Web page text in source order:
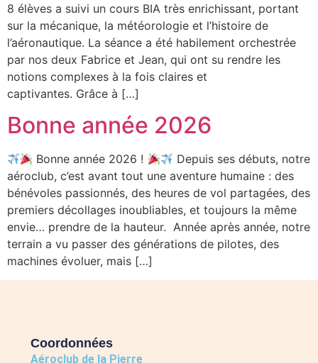
8 élèves a suivi un cours BIA très enrichissant, portant
sur la mécanique, la météorologie et l’histoire de
l’aéronautique. La séance a été habilement orchestrée
par nos deux Fabrice et Jean, qui ont su rendre les
notions complexes à la fois claires et
captivantes. Grâce à […]
Bonne année 2026
Bonne année 2026 !
Depuis ses débuts, notre
aéroclub, c’est avant tout une aventure humaine : des
bénévoles passionnés, des heures de vol partagées, des
premiers décollages inoubliables, et toujours la même
envie… prendre de la hauteur. Année après année, notre
terrain a vu passer des générations de pilotes, des
machines évoluer, mais […]
Coordonnées
Aéroclub de la Pierre